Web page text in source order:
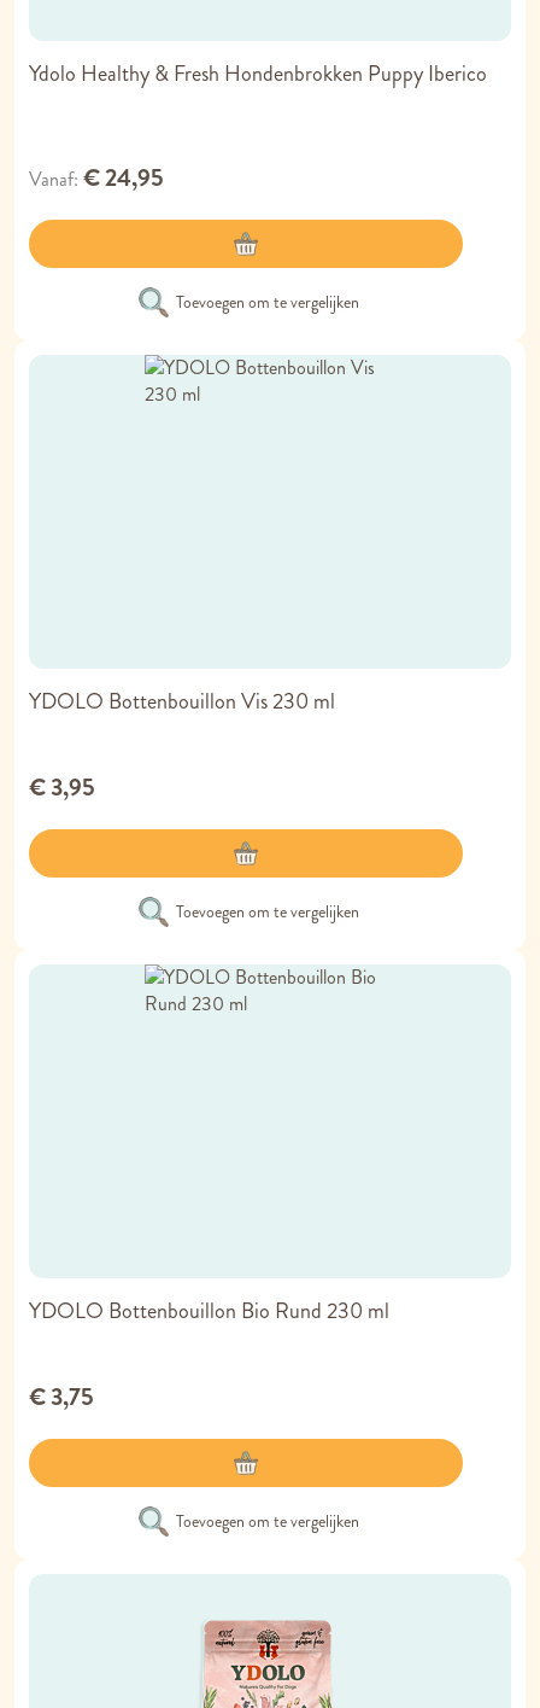
Ydolo Healthy & Fresh Hondenbrokken Puppy Iberico
Vanaf € 24,95
Toevoegen om te vergelijken
YDOLO Bottenbouillon Vis 230 ml
€ 3,95
Toevoegen om te vergelijken
YDOLO Bottenbouillon Bio Rund 230 ml
€ 3,75
Toevoegen om te vergelijken